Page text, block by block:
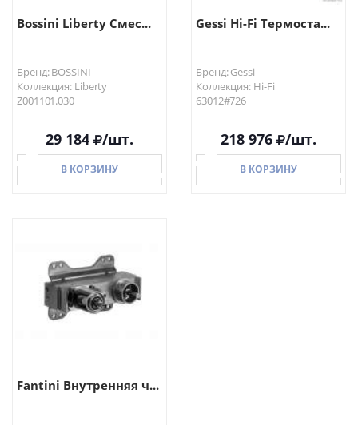
Bossini Liberty Смес...
Бренд: BOSSINI
Коллекция: Liberty
Z001101.030
29 184 /шт.
В КОРЗИНУ
В КОРЗИНУ
Gessi Hi-Fi Термоста...
Бренд: Gessi
Коллекция: Hi-Fi
63012#726
218 976 /шт.
В КОРЗИНУ
Fantini Внутренняя ч...